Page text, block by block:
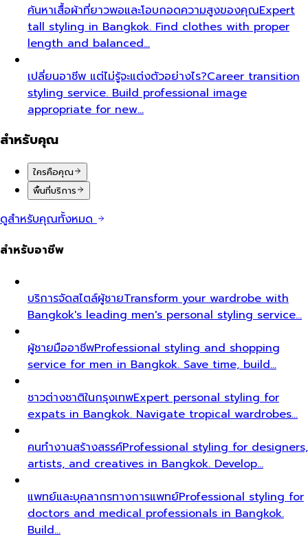
ค้นหาเสื้อผ้าที่ยาวพอและโอบกอดความสูงของคุณExpert
tall styling in Bangkok. Find clothes with proper
length and balanced…
เปลี่ยนอาชีพ แต่ไม่รู้จะแต่งตัวอย่างไร?Career transition
styling service. Build professional image
appropriate for new…
สำหรับคุณ
ใครคือคุณ
พื้นที่บริการ
ดูสำหรับคุณทั้งหมด
สำหรับอาชีพ
บริการจัดสไตล์ผู้ชายTransform your wardrobe with
Bangkok's leading men's personal styling service…
ผู้ชายมืออาชีพProfessional styling and shopping
service for men in Bangkok. Save time, build…
ชาวต่างชาติในกรุงเทพExpert personal styling for
expats in Bangkok. Navigate tropical wardrobes…
คนทำงานสร้างสรรค์Professional styling for designers,
artists, and creatives in Bangkok. Develop…
แพทย์และบุคลากรทางการแพทย์Professional styling for
doctors and medical professionals in Bangkok.
Build…